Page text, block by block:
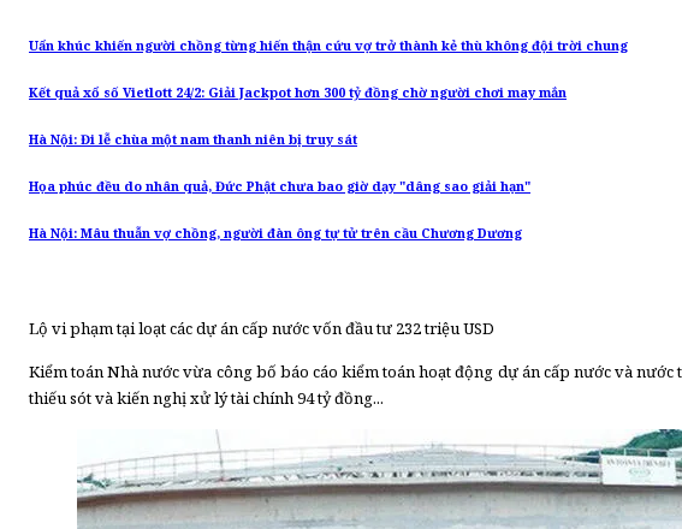
Uẩn khúc khiến người chồng từng hiến thận cứu vợ trở thành kẻ thù không đội trời chung
Kết quả xổ số Vietlott 24/2: Giải Jackpot hơn 300 tỷ đồng chờ người chơi may mắn
Hà Nội: Đi lễ chùa một nam thanh niên bị truy sát
Họa phúc đều do nhân quả, Đức Phật chưa bao giờ dạy "dâng sao giải hạn"
Hà Nội: Mâu thuẫn vợ chồng, người đàn ông tự tử trên cầu Chương Dương
Lộ vi phạm tại loạt các dự án cấp nước vốn đầu tư 232 triệu USD
Kiểm toán Nhà nước vừa công bố báo cáo kiểm toán hoạt động dự án cấp nước và
thiếu sót và kiến nghị xử lý tài chính 94 tỷ đồng...